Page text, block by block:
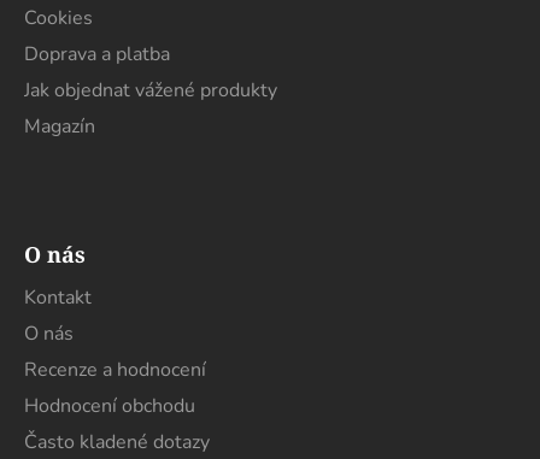
Cookies
Doprava a platba
Jak objednat vážené produkty
Magazín
O nás
Kontakt
O nás
Recenze a hodnocení
Hodnocení obchodu
Často kladené dotazy